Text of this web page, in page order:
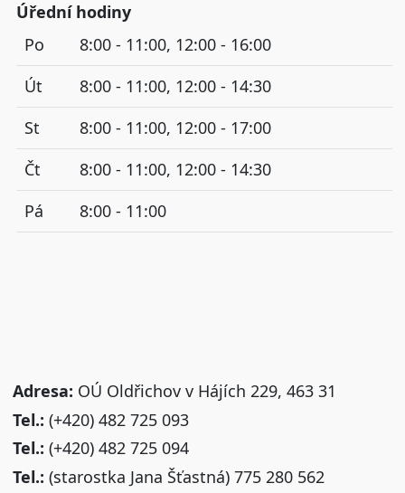
Úřední hodiny
Po
8:00 - 11:00, 12:00 - 16:00
Út
8:00 - 11:00, 12:00 - 14:30
St
8:00 - 11:00, 12:00 - 17:00
Čt
8:00 - 11:00, 12:00 - 14:30
Pá
8:00 - 11:00
Adresa: OÚ Oldřichov v Hájích 229, 463 31
Tel.: (+420) 482 725 093
Tel.: (+420) 482 725 094
Tel.: (starostka Jana Šťastná) 775 280 562